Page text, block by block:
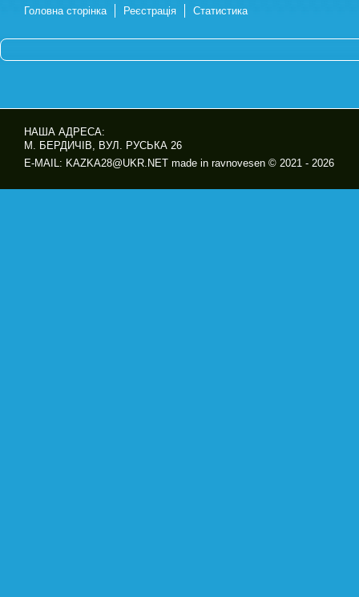
Головна сторінка Реєстрація Статистика
НАША АДРЕСА:
М. БЕРДИЧІВ, ВУЛ. РУСЬКА 26
E-MAIL: KAZKA28@UKR.NET made in ravnovesen © 2021 - 2026